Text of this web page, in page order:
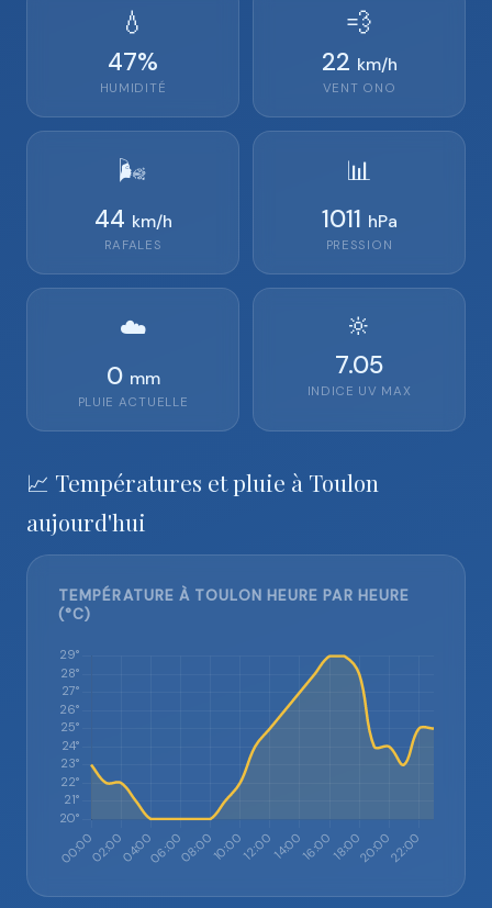
💧
47%
HUMIDITÉ
💨
22 km/h
VENT ONO
🌬️
44 km/h
RAFALES
📊
1011 hPa
PRESSION
☁️
0 mm
PLUIE ACTUELLE
🔆
7.05
INDICE UV MAX
📈 Températures et pluie à Toulon
aujourd'hui
TEMPÉRATURE À TOULON HEURE PAR HEURE
(°C)